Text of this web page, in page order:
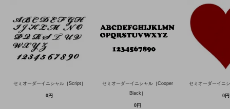
セミオーダーイニシャル［Script］
0円
セミオーダーイニシャル［Cooper
Black］
0円
セミオーダーイニ
0円